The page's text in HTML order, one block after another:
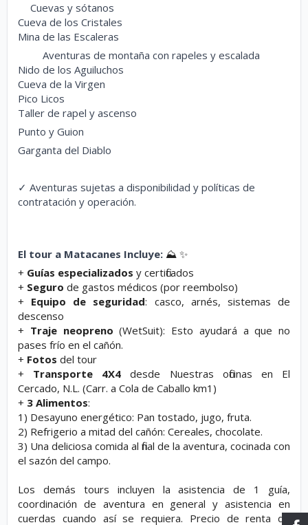
Cuevas y sótanos
Cueva de los Cristales
Mina de las Escaleras
🏕Aventuras de montaña con rapeles y escalada
Nido de los Aguiluchos
Cueva de la Virgen
Pico Licos
Taller de rapel y ascenso
Punto y Guion
Garganta del Diablo
✓ Aventuras sujetas a disponibilidad y políticas de
contratación y operación.
El tour a Matacanes Incluye: ⛰️ ✨
+ Guías especializados y certificados
+ Seguro de gastos médicos (por reembolso)
+ Equipo de seguridad: casco, arnés, sistemas de
descenso
+ Traje neopreno (WetSuit): Esto ayudará a que no
pases frío en el cañón.
+ Fotos del tour
+ Transporte 4X4
desde Nuestras oficinas en El
Cercado, N.L. (Carr. a Cola de Caballo km1)
+ 3 Alimentos:
1) Desayuno energético: Pan tostado, jugo, fruta.
2) Refrigerio a mitad del cañón: Cereales, chocolate.
3) Una deliciosa comida al final de la aventura, cocinada con
el sazón del campo.
Los demás tours incluyen la asistencia de 1 guía,
coordinación de aventura en general y asistencia en
cuerdas cuando así se requiera. Precio de renta de